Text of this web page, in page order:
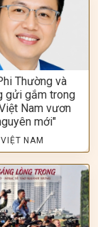
Thường và
gửi gắm trong
Nam vươn
mới"
NAM